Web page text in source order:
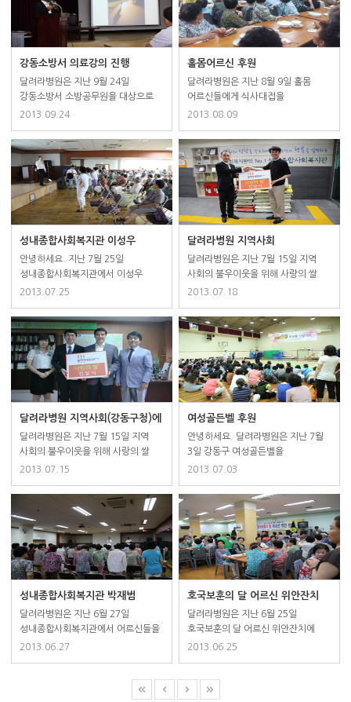
주기 위해 마련했습니다. 총
100여명의 올림픽공원 스포츠센터
직원들이 참석하여 많은 관심과 호응
관심과 호응 속에 진행되었습니다.
강동소방서 의료강의 진행
달려라병원은 지난 9월 24일
강동소방서 소방공무원을 대상으로
척추 건강강의를 진행했습니다. 이
소방서 직원들의 척추 관절 건강에
도움을 주기 위해 마련했습니다. 총
80여명의 소방공무원들이 참석한
이날 평소 궁금하던 척추 건강에
다양한 질문을 하는 등 높은 관심과
호응 속에 성활리에 진행됐습니다.
지역사회를 위해 헌신하는
소방공무원분들에게 감사의 마음을
전합니다!
2013.09.24
홀몸어르신 후원
달려라병원은 지난 8월 9일 홀몸
어르신들에게 식사대접을
후원했습니다.
2013.08.09
성내종합사회복지관 이성우
원장님 의료강의 봉사
안녕하세요. 지난 7월 25일
성내종합사회복지관에서 이성우
원장님께서 허리 운동법과 관리법에
힘든 어르신들의 허리 건강을
살펴봐주셨습니다.
2013.07.25
달려라병원 지역사회
(성내종합사회복지관)에 사랑의
쌀 1500kg 기부
달려라병원은 지난 7월 15일 지역
사회의 불우이웃을 위해 사랑의 쌀
1500kg을 기부했습니다.
성내종합사회복지관에 750kg을
전달했으며, 기부된 해당 쌀은
저소득층에 기부됐습니다. 사랑의 쌀
전달이 강동구 주변의 어려운
이웃들에게 도움이 되길 바라며
훈훈한 미담이 돼 지역사회 내 나눔
2013.07.18
달려라병원 지역사회(강동구청)에
사랑의 쌀 1500kg 기부
달려라병원은 지난 7월 15일 지역
사회의 불우이웃을 위해 사랑의 쌀
1500kg을 기부했습니다.
성내종합사회복지관에 750kg을
전달했으며, 기부된 해당 쌀은
저소득층에 기부됐습니다. 사랑의 쌀
전달이 강동구 주변의 어려운
이웃들에게 도움이 되길 바라며
훈훈한 미담이 돼 지역사회 내 나눔
2013.07.15
여성골든벨 후원
안녕하세요. 달려라병원은 지난 7월
3일 강동구 여성골든벨을
후원했습니다.
2013.07.03
성내종합사회복지관 박재범
원장님 의료강의 봉사
달려라병원은 지난 6월 27일
성내종합사회복지관에서 어르신들을
대상으로 어깨 의료강의 봉사를
관리법에 대해 자세히 설명하고
2013.06.27
호국보훈의 달 어르신 위안잔치
식사대접 후원
달려라병원은 지난 6월 25일
호국보훈의 달 어르신 위안잔치에
식사대접을 후원했습니다.
2013.06.25